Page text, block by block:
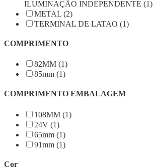
ILUMINAÇÃO INDEPENDENTE (1)
METAL (2)
TERMINAL DE LATAO (1)
COMPRIMENTO
82MM (1)
85mm (1)
COMPRIMENTO EMBALAGEM
108MM (1)
24V (1)
65mm (1)
91mm (1)
Cor